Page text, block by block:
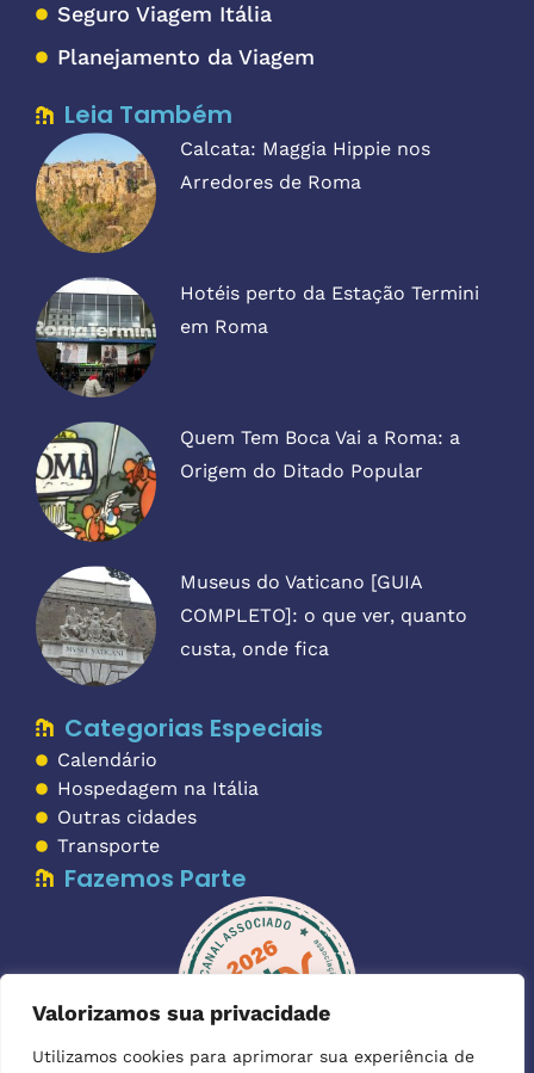
Valorizamos sua privacidade
Utilizamos cookies para aprimorar sua experiência de
Seguro Viagem Itália
Planejamento da Viagem
Leia Também
Calcata: Maggia Hippie nos
Arredores de Roma
Hotéis perto da Estação Termini
em Roma
Quem Tem Boca Vai a Roma: a
Origem do Ditado Popular
Museus do Vaticano [GUIA
COMPLETO]: o que ver, quanto
custa, onde fica
Categorias Especiais
Calendário
Hospedagem na Itália
Outras cidades
Transporte
Fazemos Parte